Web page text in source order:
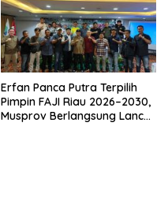
Erfan Panca Putra Terpilih
Pimpin FAJI Riau 2026–2030,
Musprov Berlangsung Lancar